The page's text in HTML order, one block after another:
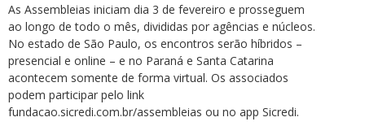
As Assembleias iniciam dia 3 de fevereiro e prosseguem
ao longo de todo o mês, divididas por agências e núcleos.
No estado de São Paulo, os encontros serão híbridos –
presencial e online – e no Paraná e Santa Catarina
acontecem somente de forma virtual. Os associados
podem participar pelo link
fundacao.sicredi.com.br/assembleias ou no app Sicredi.